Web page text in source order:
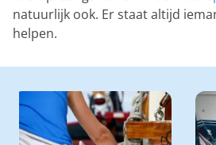
natuurlijk ook. Er staat altijd
helpen.